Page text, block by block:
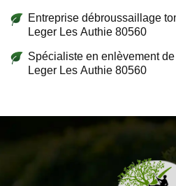
Entreprise débroussaillage
Leger Les Authie 80560
Spécialiste en enlèvement
Leger Les Authie 80560